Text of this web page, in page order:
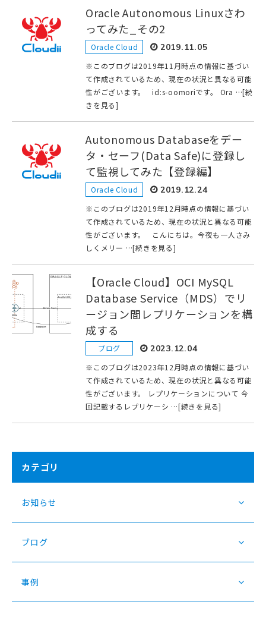
Oracle Autonomous Linuxさわ
ってみた_その2
Oracle Cloud 2019.11.05
※このブログは2019年11月時点の情報に基づい
て作成されているため、現在の状況と異なる可能
性がございます。 id:s-oomoriです。 Ora …[続
きを見る]
Autonomous Databaseをデー
タ・セーフ(Data Safe)に登録し
て監視してみた【登録編】
Oracle Cloud 2019.12.24
※このブログは2019年12月時点の情報に基づい
て作成されているため、現在の状況と異なる可能
性がございます。 こんにちは。今夜も一人さみ
しくメリー …[続きを見る]
【Oracle Cloud】OCI MySQL
Database Service（MDS）でリ
ージョン間レプリケーションを構
成する
ブログ 2023.12.04
※このブログは2023年12月時点の情報に基づい
て作成されているため、現在の状況と異なる可能
性がございます。 レプリケーションについて 今
回記載するレプリケーシ …[続きを見る]
カテゴリ
お知らせ
ブログ
事例